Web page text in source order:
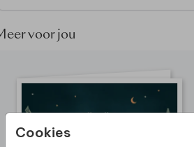
Cookies
voor jou